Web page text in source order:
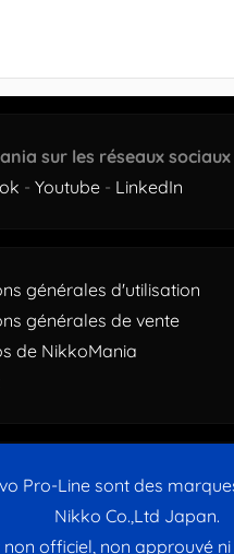
sur les réseaux sociaux
- Youtube - LinkedIn
générales d'utilisation
générales de vente
de NikkoMania
Pro-Line sont des
Nikko Co.,Ltd Japan.
non officiel, non approuvé